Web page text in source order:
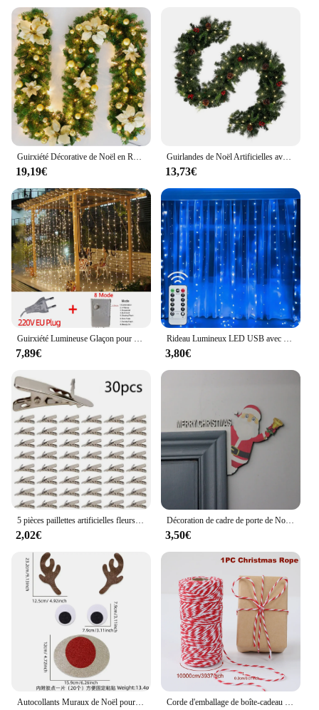
Guirxiété Décorative de Noël en Rotin, Guirxiété Lumineuse, Cheminée, Escalier, Mur, Porte, 2.7m, 5 Couleurs
19,19€
Guirlandes de Noël Artificielles avec Pommes de Pin, Baies Rouges, Couronnes pour la Maison, Arbre de Noël, Escaliers, Porte, Décoration du Nouvel An
13,73€
Guirxiété Lumineuse Glaçon pour Décoration de Noël, Rideau Dégradé, Décorations de Rue, Extérieur, Maison, Mariage, Maison, 2025 LED
7,89€
Rideau Lumineux LED USB avec Télécommande, Décorations d'Arbre de Noël, Maison, Mariage, Nik, Chambre à Coucher, ix
3,80€
5 pièces paillettes artificielles fleurs de noël arbre de noël décoration pour la maison faux fleurs noël ornement nouvel an fête décor
2,02€
Décoration de cadre de porte de Noël, père Noël, décorations de Noël en bois, bonne année 2024, garniture de cadre de porte, décor de Noël
3,50€
Autocollants Muraux de Noël pour Fenêtre, Décorations pour Père Noël, Bonhomme de Neige, Porte, Bonne Année 2024, 1 Pièce Corde d'emballage de boîte-cadeau de Noël, ULd'emballage, décoration pour la maison, joyeux Noël, nouvel an 2024, 2025